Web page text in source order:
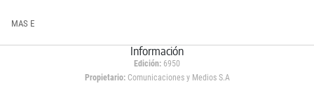
MAS E
Información
Edición: 6950
Propietario:Comunicaciones y Medios S.A